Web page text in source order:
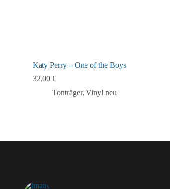
Katy Perry – One of the Boys
32,00 €
Tonträger, Vinyl neu